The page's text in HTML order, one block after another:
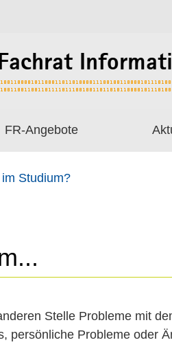
FR-Angebote
Studium?
Stelle Probleme mit
persönliche Probleme oder